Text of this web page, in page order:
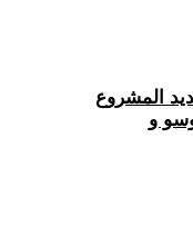
المشروع
و